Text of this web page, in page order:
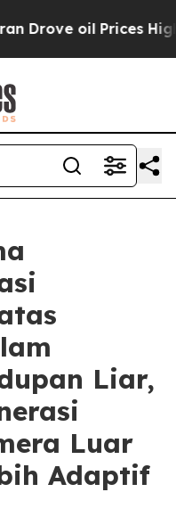
oil Prices Higher,
Liar,
Luar
Adaptif